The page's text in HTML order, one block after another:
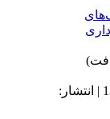
دریافت: 1394/2/19 | پذیرش: 1395/4/14 | انتشار: